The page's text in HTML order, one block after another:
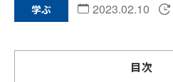
学ぶ 2023.02.10
目次